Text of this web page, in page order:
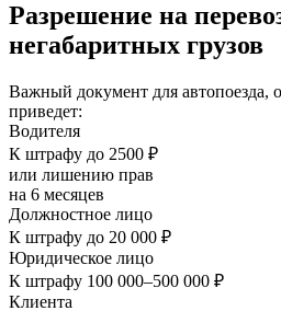
Разрешение на
негабаритных грузов
Важный документ для автопоезда,
приведет:
Водителя
К штрафу до 2500 ₽
или лишению прав
на 6 месяцев
Должностное лицо
К штрафу до 20 000 ₽
Юридическое лицо
К штрафу 100 000–500 000 ₽
Клиента